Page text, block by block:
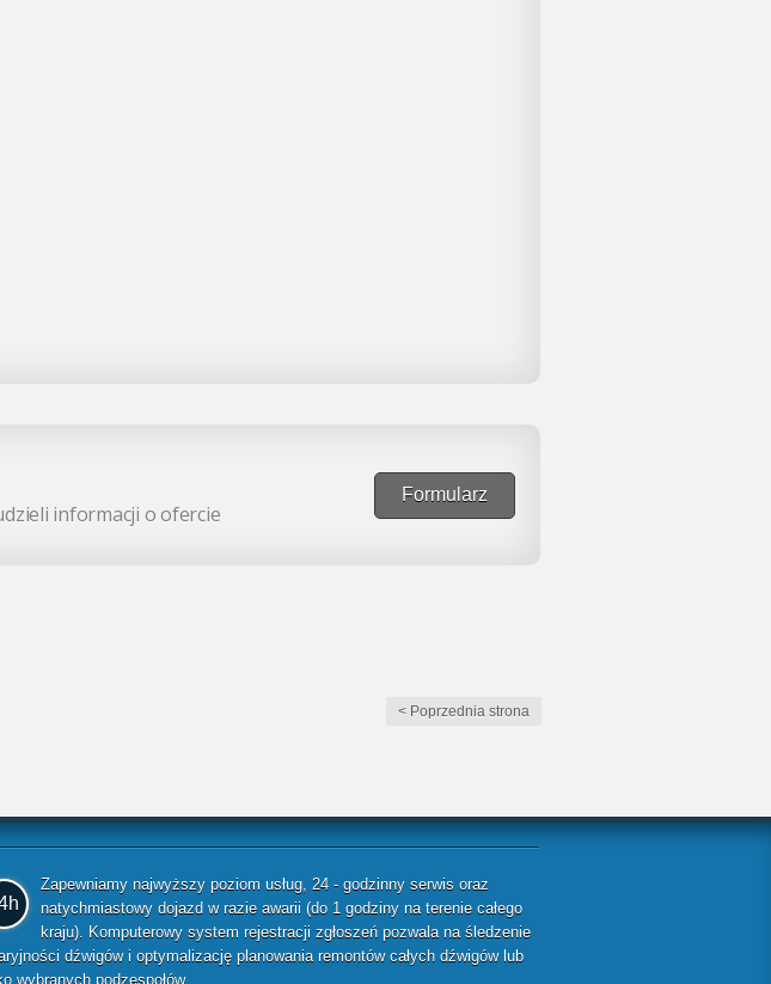
informacji o ofercie
Formularz
< Poprzednia strona
Zapewniamy najwyższy poziom usług, 24 - godzinny serwis oraz
natychmiastowy dojazd w razie awarii (do 1 godziny na terenie całego
kraju). Komputerowy system rejestracji zgłoszeń pozwala na śledzenie
dźwigów i optymalizację planowania remontów całych dźwigów lub
wybranych podzespołów.